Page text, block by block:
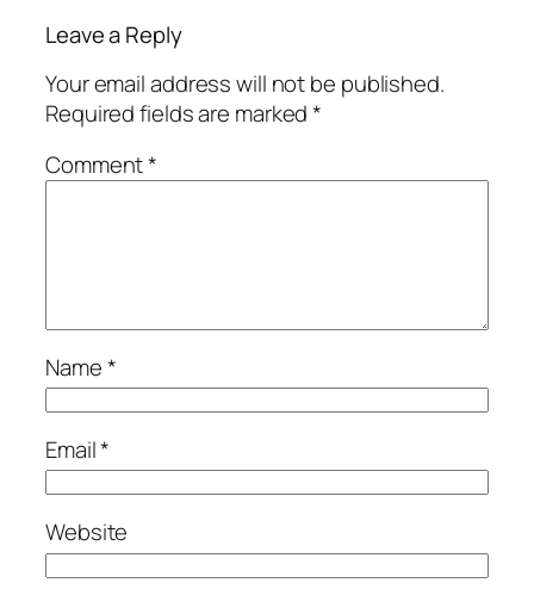
Leave a Reply
Your email address will not be published.
Required fields are marked*
Comment*
Name*
Email*
Website